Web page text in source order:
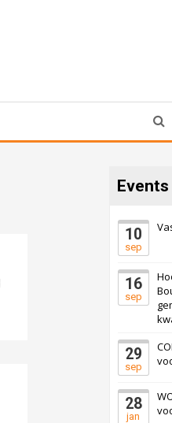
Events
10
sep
16
sep
29
sep
28
jan